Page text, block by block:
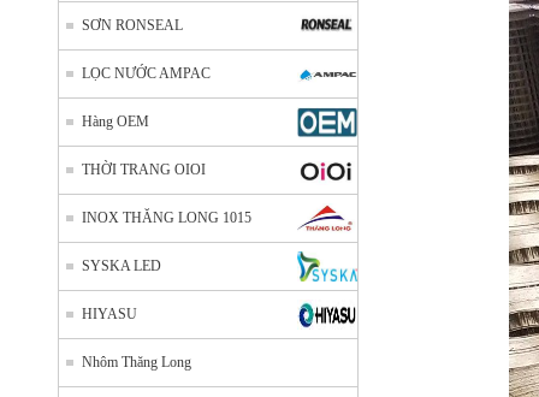
SƠN RONSEAL
LỌC NƯỚC AMPAC
Hàng OEM
THỜI TRANG OIOI
INOX THĂNG LONG 1015
SYSKA LED
HIYASU
Nhôm Thăng Long